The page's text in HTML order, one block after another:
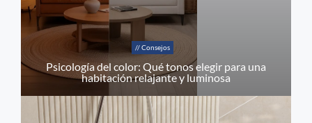
// Consejos
Psicología del color: Qué tonos elegir para una
habitación relajante y luminosa